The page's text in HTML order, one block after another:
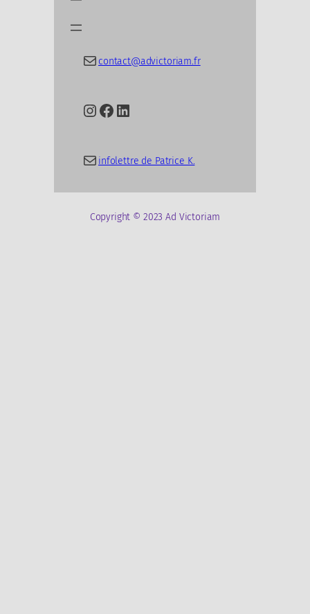
E-mail contact@advictoriam.fr
Instagram Facebook LinkedIn
E-mail infolettre de Patrice K.
Copyright © 2023 Ad Victoriam